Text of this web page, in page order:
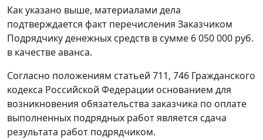
Как указано выше, материалами дела
подтверждается факт перечисления Заказчиком
Подрядчику денежных средств в сумме 6 050 000 руб.
в качестве аванса.
Согласно положениям статьей 711, 746 Гражданского
кодекса Российской Федерации основанием для
возникновения обязательства заказчика по оплате
выполненных подрядных работ является сдача
результата работ подрядчиком.